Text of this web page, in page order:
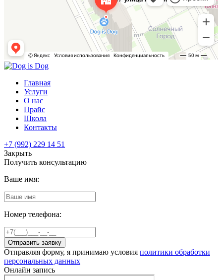
Главная
Услуги
О нас
Прайс
Школа
Контакты
+7 (992) 229 14 51
Закрыть
Получить консультацию
Ваше имя:
Номер телефона:
Отправить заявку
Отправляя форму, я принимаю условия политики обработки
персональных данных
Онлайн запись